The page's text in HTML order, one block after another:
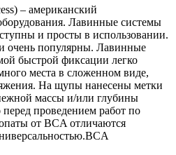
– американский
Лавинные системы
и просты в использовании.
популярны. Лавинные
быстрой фиксации легко
места в сложенном виде,
На щупы нанесены метки
массы и/или глубины
проведением работ по
от BCA отличаются